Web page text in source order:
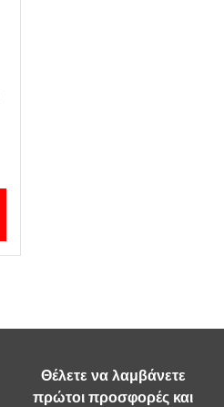
Θέλετε να λαμβάνετε
πρώτοι προσφορές και